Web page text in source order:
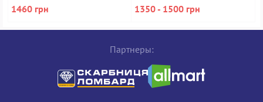
1460 грн 1350 - 1500 грн
Партнеры: